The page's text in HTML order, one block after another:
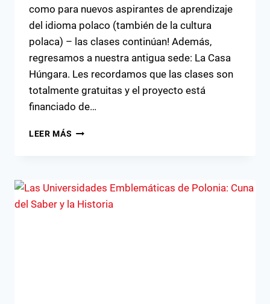
como para nuevos aspirantes de aprendizaje
del idioma polaco (también de la cultura
polaca) – las clases continúan! Además,
regresamos a nuestra antigua sede: La Casa
Húngara. Les recordamos que las clases son
totalmente gratuitas y el proyecto está
financiado de…
LEER MÁS ¡CONTINÚAN